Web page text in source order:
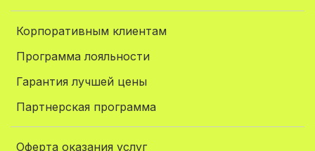
Корпоративным клиентам
Программа лояльности
Гарантия лучшей цены
Партнерская программа
Оферта оказания услуг